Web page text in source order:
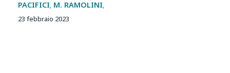
PACIFICI M. RAMOLINI
23 febbraio 2023